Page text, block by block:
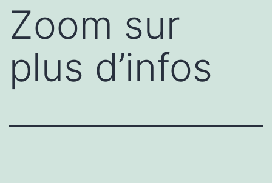
Zoom sur
plus d’infos